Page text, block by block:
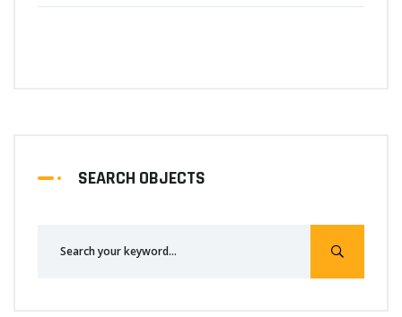
SEARCH OBJECTS